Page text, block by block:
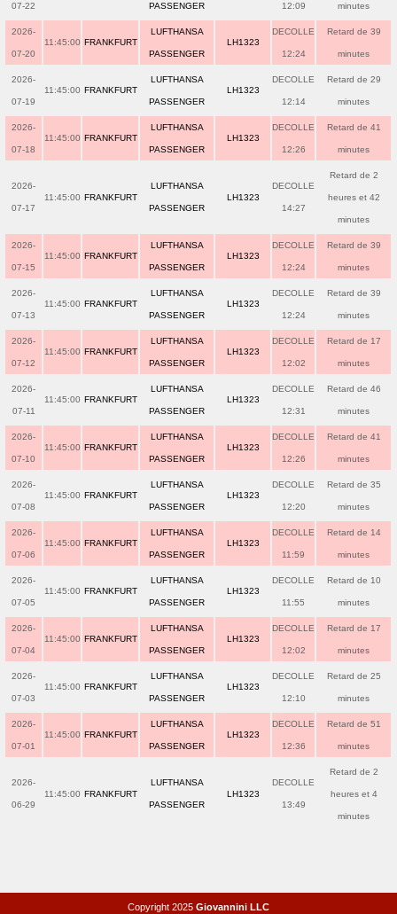
07-22 PASSENGER 12:09 minutes
2026-
07-20
11:45:00 FRANKFURT
LUFTHANSA
PASSENGER
LH1323
DECOLLE
12:24
Retard de 39
minutes
2026-
07-19
11:45:00 FRANKFURT
LUFTHANSA
PASSENGER
LH1323
DECOLLE
12:14
Retard de 29
minutes
2026-
07-18
11:45:00 FRANKFURT
LUFTHANSA
PASSENGER
LH1323
DECOLLE
12:26
Retard de 41
minutes
2026-
07-17
11:45:00 FRANKFURT
LUFTHANSA
PASSENGER
LH1323
DECOLLE
14:27
Retard de 2
heures et 42
minutes
2026-
07-15
11:45:00 FRANKFURT
LUFTHANSA
PASSENGER
LH1323
DECOLLE
12:24
Retard de 39
minutes
2026-
07-13
11:45:00 FRANKFURT
LUFTHANSA
PASSENGER
LH1323
DECOLLE
12:24
Retard de 39
minutes
2026-
07-12
11:45:00 FRANKFURT
LUFTHANSA
PASSENGER
LH1323
DECOLLE
12:02
Retard de 17
minutes
2026-
07-11
11:45:00 FRANKFURT
LUFTHANSA
PASSENGER
LH1323
DECOLLE
12:31
Retard de 46
minutes
2026-
07-10
11:45:00 FRANKFURT
LUFTHANSA
PASSENGER
LH1323
DECOLLE
12:26
Retard de 41
minutes
2026-
07-08
11:45:00 FRANKFURT
LUFTHANSA
PASSENGER
LH1323
DECOLLE
12:20
Retard de 35
minutes
2026-
07-06
11:45:00 FRANKFURT
LUFTHANSA
PASSENGER
LH1323
DECOLLE
11:59
Retard de 14
minutes
2026-
07-05
11:45:00 FRANKFURT
LUFTHANSA
PASSENGER
LH1323
DECOLLE
11:55
Retard de 10
minutes
2026-
07-04
11:45:00 FRANKFURT
LUFTHANSA
PASSENGER
LH1323
DECOLLE
12:02
Retard de 17
minutes
2026-
07-03
11:45:00 FRANKFURT
LUFTHANSA
PASSENGER
LH1323
DECOLLE
12:10
Retard de 25
minutes
2026-
07-01
11:45:00 FRANKFURT
LUFTHANSA
PASSENGER
LH1323
DECOLLE
12:36
Retard de 51
minutes
2026-
06-29
11:45:00 FRANKFURT
LUFTHANSA
PASSENGER
LH1323
DECOLLE
13:49
Retard de 2
heures et 4
minutes
Copyright 2025 Giovannini LLC